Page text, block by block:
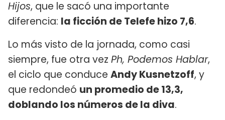
Hijos, que le sacó una importante
diferencia: la ficción de Telefe hizo 7,6.
Lo más visto de la jornada, como casi
siempre, fue otra vez Ph, Podemos Hablar,
el ciclo que conduce Andy Kusnetzoff, y
que redondeó un promedio de 13,3,
doblando los números de la diva.